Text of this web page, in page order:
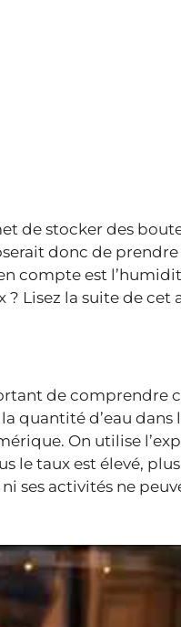
de stocker des
donc de prendre
compte est
? Lisez la suite de cet
de comprendre
quantité d’eau dans
On utilise
le taux est élevé, plus
ses activités ne